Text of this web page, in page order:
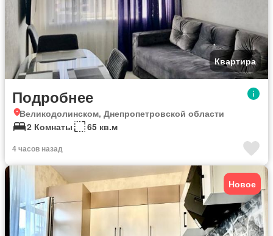
Квартира
Подробнее
Великодолинском, Днепропетровской области
2 Комнаты
65 кв.м
4 часов назад
Новое